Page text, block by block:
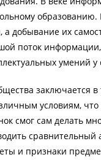
образованию.
добывание их
поток информации,
умений у
заключается
условиям,
смог сам делать
и признаки